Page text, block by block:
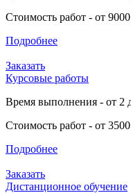
Стоимость работ - от
Подробнее
Заказать
Курсовые работы
Время выполнения - от 2
Стоимость работ - от
Подробнее
Заказать
Дистанционное обучение